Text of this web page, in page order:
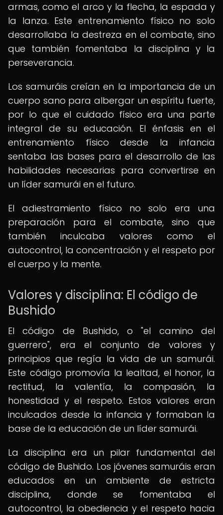
armas, como el arco y la flecha, la espada y
la lanza. Este entrenamiento físico no solo
desarrollaba la destreza en el combate, sino
que también fomentaba la disciplina y la
perseverancia.
Los samuráis creían en la importancia de un
cuerpo sano para albergar un espíritu fuerte,
por lo que el cuidado físico era una parte
integral de su educación. El énfasis en el
entrenamiento físico desde la infancia
sentaba las bases para el desarrollo de las
habilidades necesarias para convertirse en
un líder samurái en el futuro.
El adiestramiento físico no solo era una
preparación para el combate, sino que
también inculcaba valores como el
autocontrol, la concentración y el respeto por
el cuerpo y la mente.
Valores y disciplina: El código de
Bushido
El código de Bushido, o "el camino del
guerrero", era el conjunto de valores y
principios que regía la vida de un samurái.
Este código promovía la lealtad, el honor, la
rectitud, la valentía, la compasión, la
honestidad y el respeto. Estos valores eran
inculcados desde la infancia y formaban la
base de la educación de un líder samurái.
La disciplina era un pilar fundamental del
código de Bushido. Los jóvenes samuráis eran
educados en un ambiente de estricta
disciplina, donde se fomentaba el
autocontrol, la obediencia y el respeto hacia